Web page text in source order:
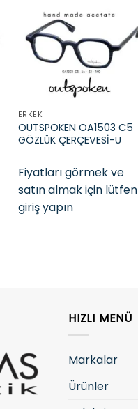
Add to
ERKEK
OUTSPOKEN OA1503 C5
GÖZLÜK ÇERÇEVESİ-U
Fiyatları görmek ve
satın almak için lütfen
giriş yapın
HIZLI MENÜ
Markalar
Ürünler